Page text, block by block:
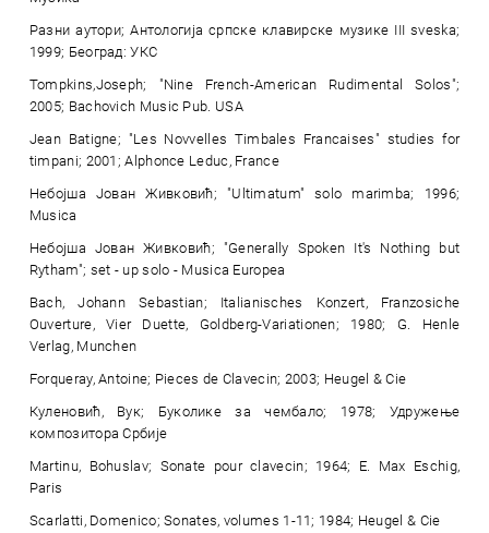
Разни аутори; Антологија српске клавирске музике III sveska;
1999; Београд: УКС
Tompkins,Joseph; "Nine French-American Rudimental Solos";
2005; Bachovich Music Pub. USA
Jean Batigne; "Les Novvelles Timbales Francaises" studies for
timpani; 2001; Alphonce Leduc, France
Небојша Јован Живковић; "Ultimatum" solo marimba; 1996;
Musica
Небојша Јован Живковић; "Generally Spoken It's Nothing but
Rytham"; set - up solo - Musica Europea
Bach, Johann Sebastian; Italianisches Konzert, Franzosiche
Ouverture, Vier Duette, Goldberg-Variationen; 1980; G. Henle
Verlag, Munchen
Forqueray, Antoine; Pieces de Clavecin; 2003; Heugel & Cie
Куленовић, Вук; Буколике за чембало; 1978; Удружење
композитора Србије
Martinu, Bohuslav; Sonate pour clavecin; 1964; E. Max Eschig,
Paris
Scarlatti, Domenico; Sonates, volumes 1-11; 1984; Heugel & Cie